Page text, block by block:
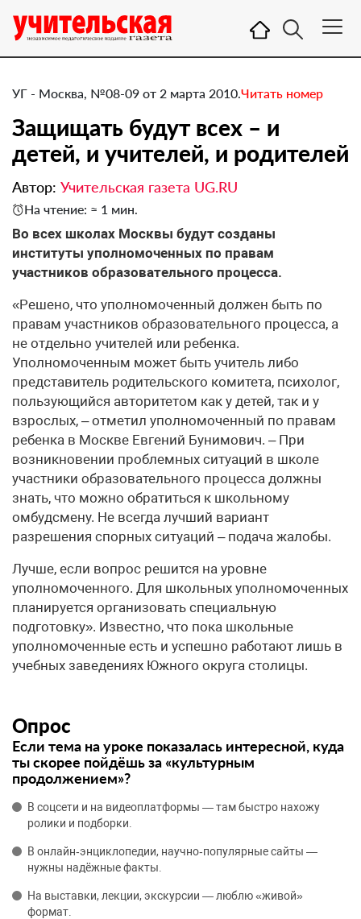
УГ - Москва, №08-09 от 2 марта 2010.Читать номер
Защищать будут всех – и
детей, и учителей, и родителей
Автор: Учительская газета UG.RU
На чтение: ≈ 1 мин.
Во всех школах Москвы будут созданы
институты уполномоченных по правам
участников образовательного процесса.
«Решено, что уполномоченный должен быть по
правам участников образовательного процесса, а
не отдельно учителей или ребенка.
Уполномоченным может быть учитель либо
представитель родительского комитета, психолог,
пользующийся авторитетом как у детей, так и у
взрослых, – отметил уполномоченный по правам
ребенка в Москве Евгений Бунимович. – При
возникновении проблемных ситуаций в школе
участники образовательного процесса должны
знать, что можно обратиться к школьному
омбудсмену. Не всегда лучший вариант
разрешения спорных ситуаций – подача жалобы.
Лучше, если вопрос решится на уровне
уполномоченного. Для школьных уполномоченных
планируется организовать специальную
подготовку». Известно, что пока школьные
уполномоченные есть и успешно работают лишь в
учебных заведениях Южного округа столицы.
Опрос
Если тема на уроке показалась интересной, куда
ты скорее пойдёшь за «культурным
продолжением»?
В соцсети и на видеоплатформы — там быстро нахожу
ролики и подборки.
В онлайн‑энциклопедии, научно‑популярные сайты —
нужны надёжные факты.
На выставки, лекции, экскурсии — люблю «живой»
формат.